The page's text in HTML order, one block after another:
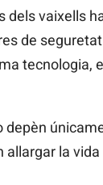
vaixells
de
tecnologia,
depèn
la